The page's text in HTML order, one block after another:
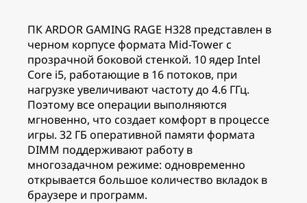
ПК ARDOR GAMING RAGE H328 представлен в
черном корпусе формата Mid-Tower с
прозрачной боковой стенкой. 10 ядер Intel
Core i5, работающие в 16 потоков, при
нагрузке увеличивают частоту до 4.6 ГГц.
Поэтому все операции выполняются
мгновенно, что создает комфорт в процессе
игры. 32 ГБ оперативной памяти формата
DIMM поддерживают работу в
многозадачном режиме: одновременно
открывается большое количество вкладок в
браузере и программ.